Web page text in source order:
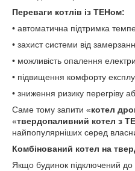
Переваги котлів із ТЕНом:
• автоматична підтримка
• захист системи від
• можливість опалення
• підвищення комфорту
• зниження ризику перегріву
Саме тому запити «котел
«твердопаливний котел з
найпопулярніших серед
Комбінований котел на
Якщо будинок підключений до